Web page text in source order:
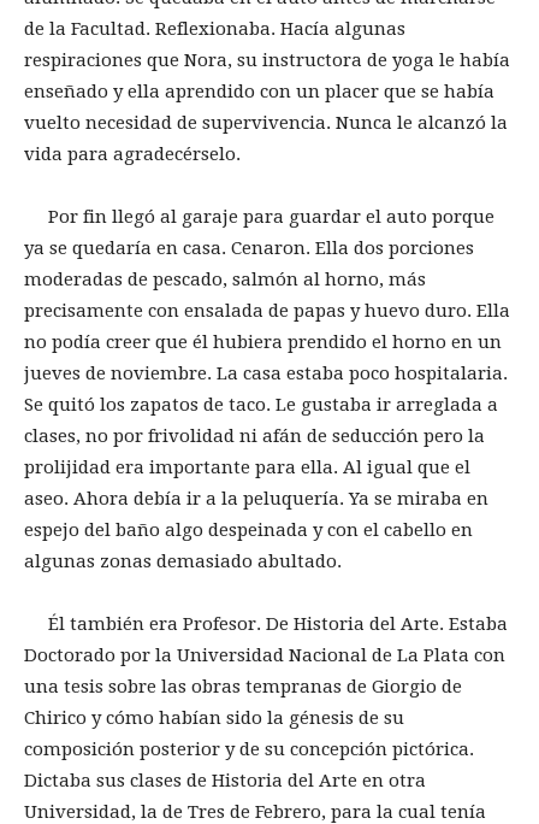
de la Facultad. Reflexionaba. Hacía algunas
respiraciones que Nora, su instructora de yoga le había
enseñado y ella aprendido con un placer que se había
vuelto necesidad de supervivencia. Nunca le alcanzó la
vida para agradecérselo.
Por fin llegó al garaje para guardar el auto porque
ya se quedaría en casa. Cenaron. Ella dos porciones
moderadas de pescado, salmón al horno, más
precisamente con ensalada de papas y huevo duro. Ella
no podía creer que él hubiera prendido el horno en un
jueves de noviembre. La casa estaba poco hospitalaria.
Se quitó los zapatos de taco. Le gustaba ir arreglada a
clases, no por frivolidad ni afán de seducción pero la
prolijidad era importante para ella. Al igual que el
aseo. Ahora debía ir a la peluquería. Ya se miraba en
espejo del baño algo despeinada y con el cabello en
algunas zonas demasiado abultado.
Él también era Profesor. De Historia del Arte. Estaba
Doctorado por la Universidad Nacional de La Plata con
una tesis sobre las obras tempranas de Giorgio de
Chirico y cómo habían sido la génesis de su
composición posterior y de su concepción pictórica.
Dictaba sus clases de Historia del Arte en otra
Universidad, la de Tres de Febrero, para la cual tenía